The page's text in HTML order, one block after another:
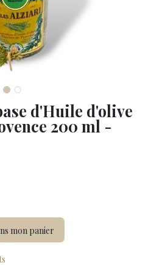
d'Huile d'olive
200 ml -
mon panier